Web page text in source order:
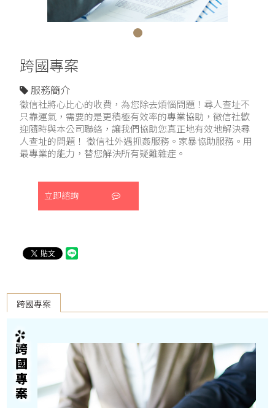
跨國專案
服務簡介
徵信社將心比心的收費，為您除去煩惱問題！尋人查址不
只靠運氣，需要的是更積極有效率的專業協助，徵信社歡
迎隨時與本公司聯絡，讓我們協助您真正地有效地解決尋
人查址的問題！ 徵信社外遇抓姦服務。家暴協助服務。用
最專業的能力，替您解決所有疑難雜症。
立即諮詢
跨國專案
跨國專案